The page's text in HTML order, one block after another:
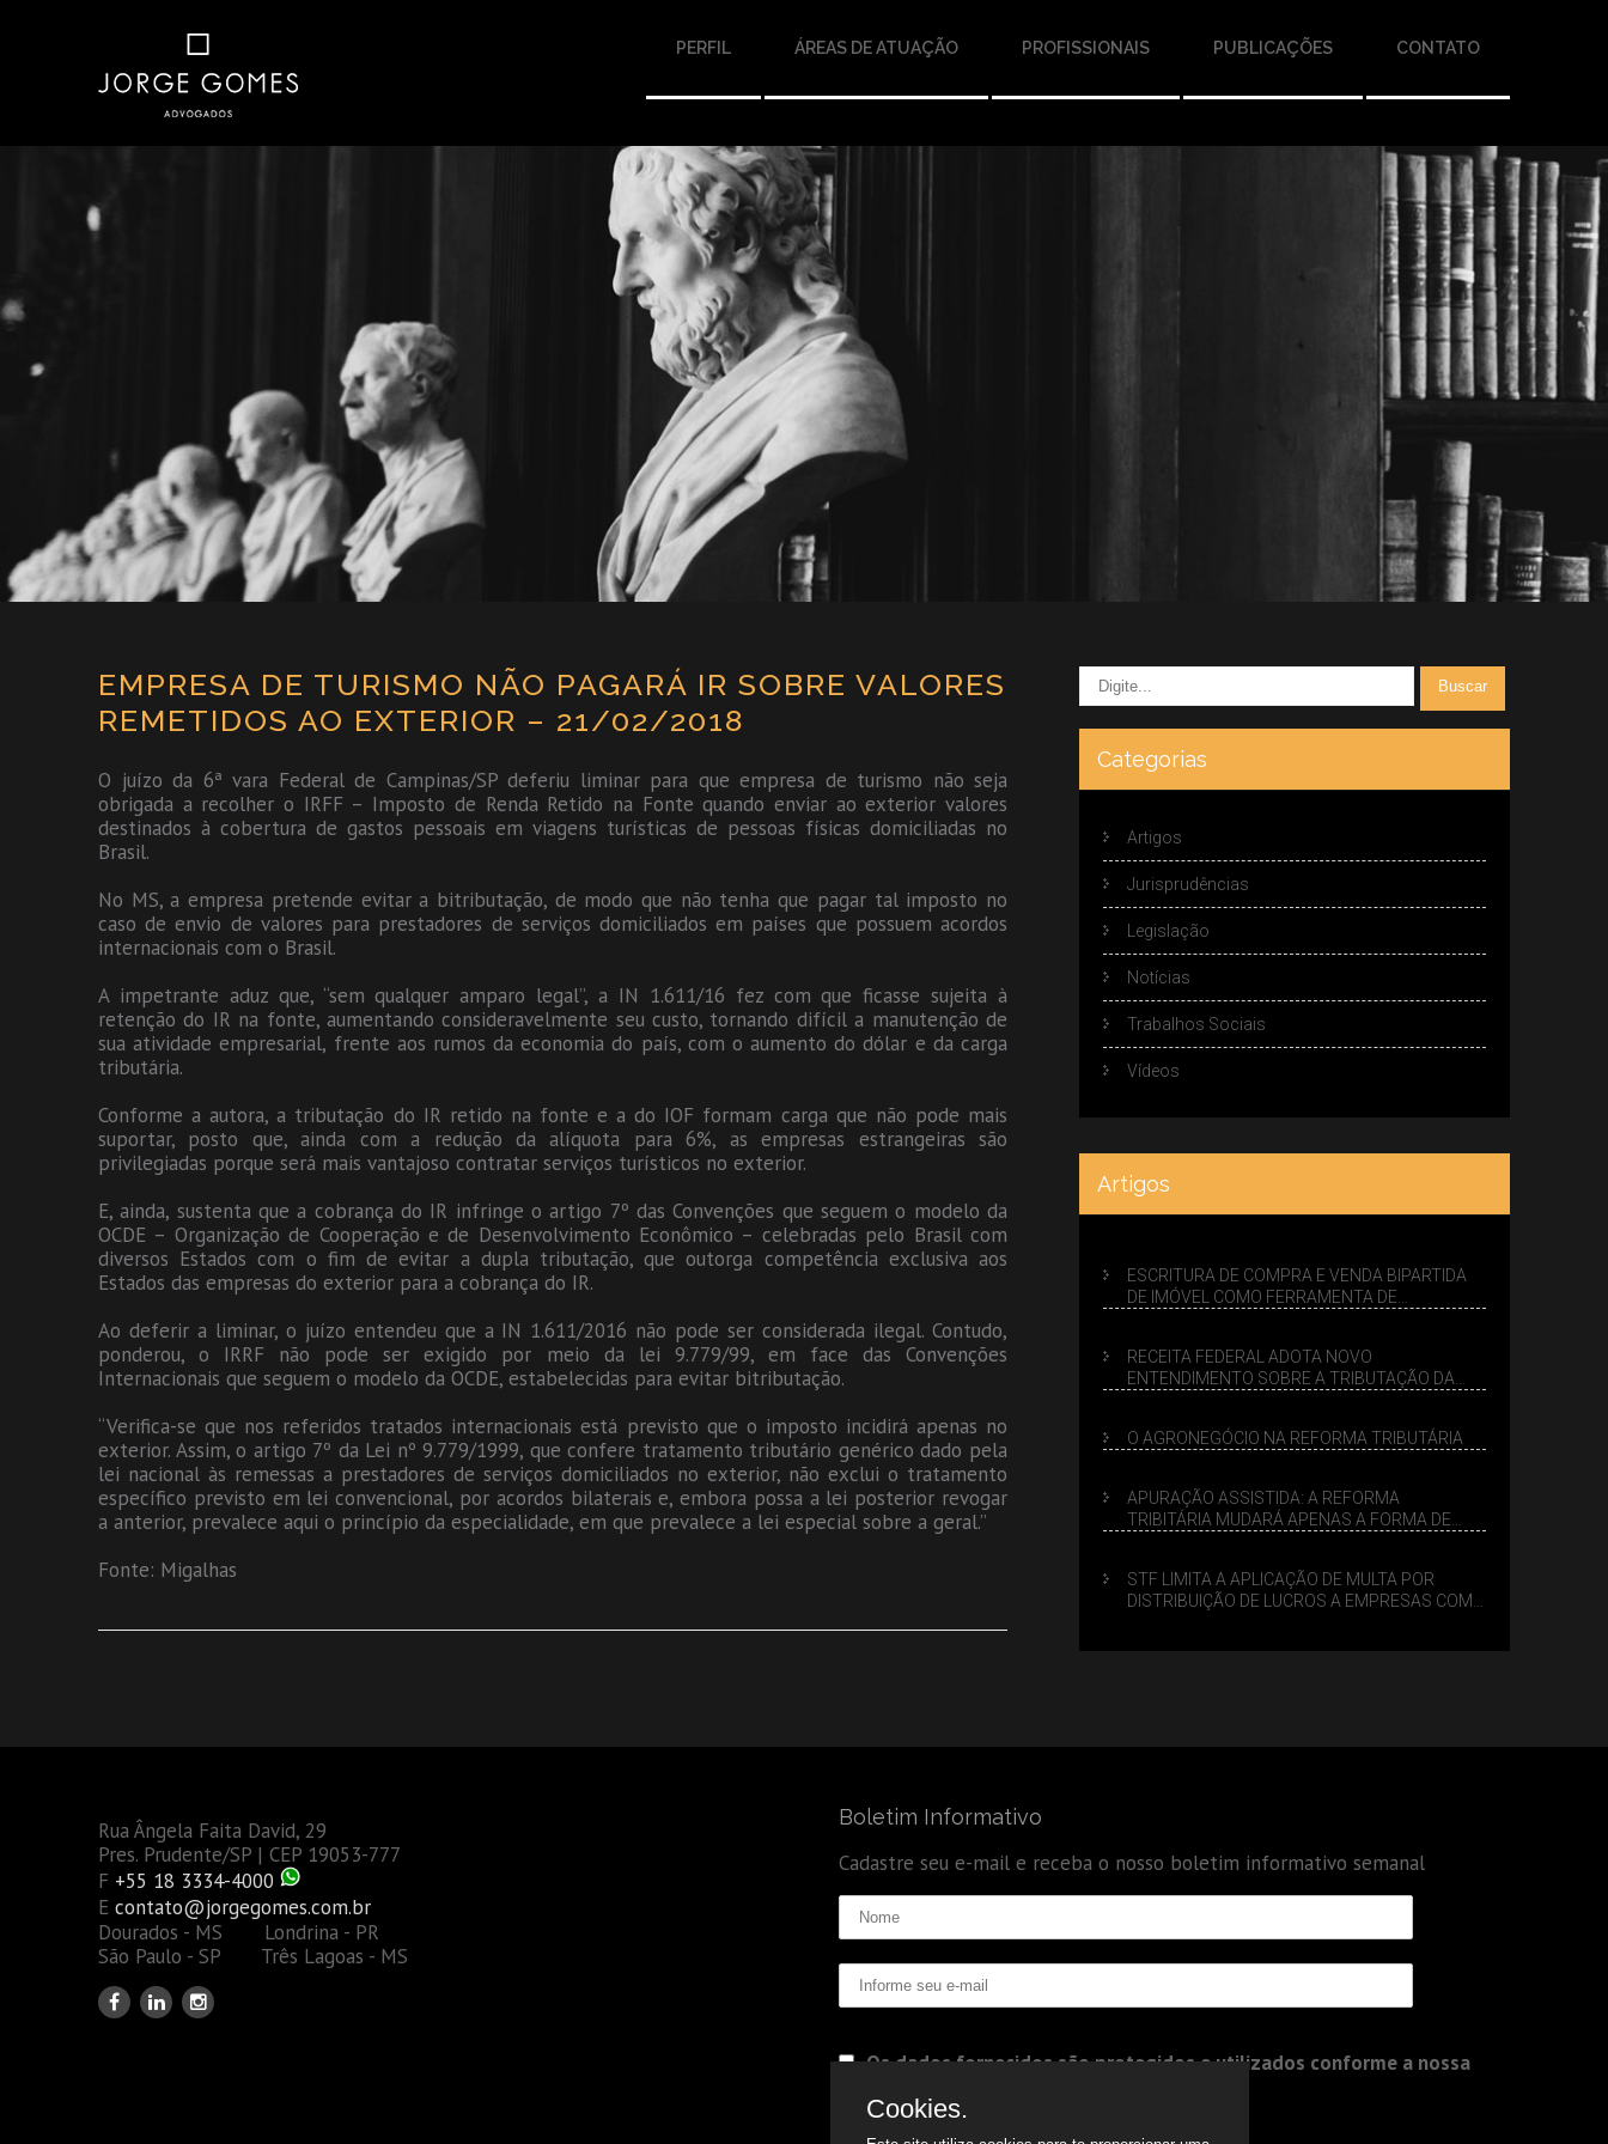
PERFIL ÁREAS DE ATUAÇÃO PROFISSIONAIS PUBLICAÇÕES CONTATO
EMPRESA DE TURISMO NÃO PAGARÁ IR SOBRE VALORES
REMETIDOS AO EXTERIOR – 21/02/2018
O juízo da 6ª vara Federal de Campinas/SP deferiu liminar para que empresa de turismo não seja
obrigada a recolher o IRFF – Imposto de Renda Retido na Fonte quando enviar ao exterior valores
destinados à cobertura de gastos pessoais em viagens turísticas de pessoas físicas domiciliadas no
Brasil.
No MS, a empresa pretende evitar a bitributação, de modo que não tenha que pagar tal imposto no
caso de envio de valores para prestadores de serviços domiciliados em países que possuem acordos
internacionais com o Brasil.
A impetrante aduz que, “sem qualquer amparo legal”, a IN 1.611/16 fez com que ficasse sujeita à
retenção do IR na fonte, aumentando consideravelmente seu custo, tornando difícil a manutenção de
sua atividade empresarial, frente aos rumos da economia do país, com o aumento do dólar e da carga
tributária.
Conforme a autora, a tributação do IR retido na fonte e a do IOF formam carga que não pode mais
suportar, posto que, ainda com a redução da alíquota para 6%, as empresas estrangeiras são
privilegiadas porque será mais vantajoso contratar serviços turísticos no exterior.
E, ainda, sustenta que a cobrança do IR infringe o artigo 7º das Convenções que seguem o modelo da
OCDE – Organização de Cooperação e de Desenvolvimento Econômico – celebradas pelo Brasil com
diversos Estados com o fim de evitar a dupla tributação, que outorga competência exclusiva aos
Estados das empresas do exterior para a cobrança do IR.
Ao deferir a liminar, o juízo entendeu que a IN 1.611/2016 não pode ser considerada ilegal. Contudo,
ponderou, o IRRF não pode ser exigido por meio da lei 9.779/99, em face das Convenções
Internacionais que seguem o modelo da OCDE, estabelecidas para evitar bitributação.
“Verifica-se que nos referidos tratados internacionais está previsto que o imposto incidirá apenas no
exterior. Assim, o artigo 7º da Lei nº 9.779/1999, que confere tratamento tributário genérico dado pela
lei nacional às remessas a prestadores de serviços domiciliados no exterior, não exclui o tratamento
específico previsto em lei convencional, por acordos bilaterais e, embora possa a lei posterior revogar
a anterior, prevalece aqui o princípio da especialidade, em que prevalece a lei especial sobre a geral.”
Fonte: Migalhas
Categorias
Artigos
Jurisprudências
Legislação
Notícias
Trabalhos Sociais
Vídeos
Artigos
ESCRITURA DE COMPRA E VENDA BIPARTIDA
DE IMÓVEL COMO FERRAMENTA DE
RECEITA FEDERAL ADOTA NOVO
ENTENDIMENTO SOBRE A TRIBUTAÇÃO DA
O AGRONEGÓCIO NA REFORMA TRIBUTÁRIA
APURAÇÃO ASSISTIDA: A REFORMA
TRIBITÁRIA MUDARÁ APENAS A FORMA DE
STF LIMITA A APLICAÇÃO DE MULTA POR
DISTRIBUIÇÃO DE LUCROS A EMPRESAS COM
Rua Ângela Faita David, 29
Pres. Prudente/SP | CEP 19053-777
F +55 18 3334-4000
E contato@jorgegomes.com.br
Dourados - MS Londrina - PR
São Paulo - SP Três Lagoas - MS
Boletim Informativo
Cadastre seu e-mail e receba o nosso boletim informativo semanal
Os dados fornecidos são protegidos e utilizados conforme a nossa
Cookies.